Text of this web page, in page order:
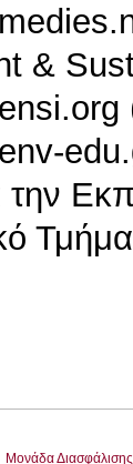
&
Μονάδα